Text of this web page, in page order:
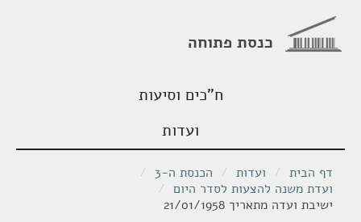
כנסת פתוחה
ח"כים וסיעות
ועדות
דף הבית / ועדות / הכנסת ה-3
/
ועדת משנה להצעות לסדר היום /
ישיבת ועדה מתאריך 21/01/1958